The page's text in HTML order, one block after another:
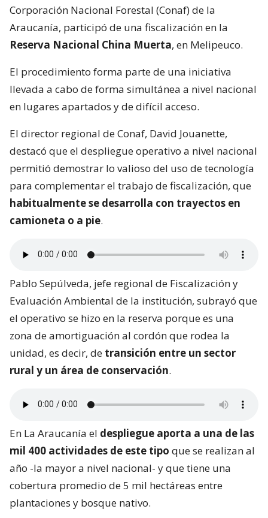
Corporación Nacional Forestal (Conaf) de la
Araucanía, participó de una fiscalización en la
Reserva Nacional China Muerta, en Melipeuco.
El procedimiento forma parte de una iniciativa
llevada a cabo de forma simultánea a nivel nacional
en lugares apartados y de difícil acceso.
El director regional de Conaf, David Jouanette,
destacó que el despliegue operativo a nivel nacional
permitió demostrar lo valioso del uso de tecnología
para complementar el trabajo de fiscalización, que
habitualmente se desarrolla con trayectos en
camioneta o a pie.
Pablo Sepúlveda, jefe regional de Fiscalización y
Evaluación Ambiental de la institución, subrayó que
el operativo se hizo en la reserva porque es una
zona de amortiguación al cordón que rodea la
unidad, es decir, de transición entre un sector
rural y un área de conservación.
En La Araucanía el despliegue aporta a una de las
mil 400 actividades de este tipo que se realizan al
año -la mayor a nivel nacional- y que tiene una
cobertura promedio de 5 mil hectáreas entre
plantaciones y bosque nativo.